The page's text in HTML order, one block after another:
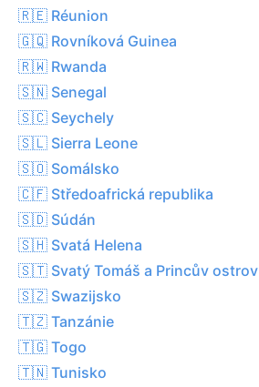
🇷🇪 Réunion
🇬🇶 Rovníková Guinea
🇷🇼 Rwanda
🇸🇳 Senegal
🇸🇨 Seychely
🇸🇱 Sierra Leone
🇸🇴 Somálsko
🇨🇫 Středoafrická republika
🇸🇩 Súdán
🇸🇭 Svatá Helena
🇸🇹 Svatý Tomáš a Princův ostrov
🇸🇿 Swazijsko
🇹🇿 Tanzánie
🇹🇬 Togo
🇹🇳 Tunisko